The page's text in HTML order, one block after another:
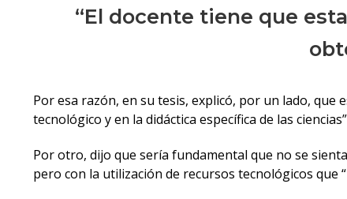
“El docente tiene que
Por esa razón, en su tesis, explicó, por un lado,
tecnológico y en la didáctica específica de las
Por otro, dijo que sería fundamental que no se
pero con la utilización de recursos tecnológicos que